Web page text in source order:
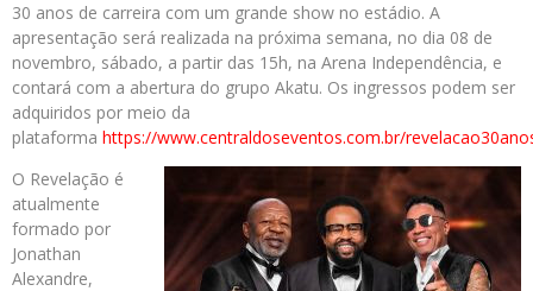
30 anos de carreira com um grande show no estádio. A
apresentação será realizada na próxima semana, no dia 08 de
novembro, sábado, a partir das 15h, na Arena Independência, e
contará com a abertura do grupo Akatu. Os ingressos podem ser
adquiridos por meio da
plataforma https://www.centraldoseventos.com.br/
O Revelação é
atualmente
formado por
Jonathan
Alexandre,